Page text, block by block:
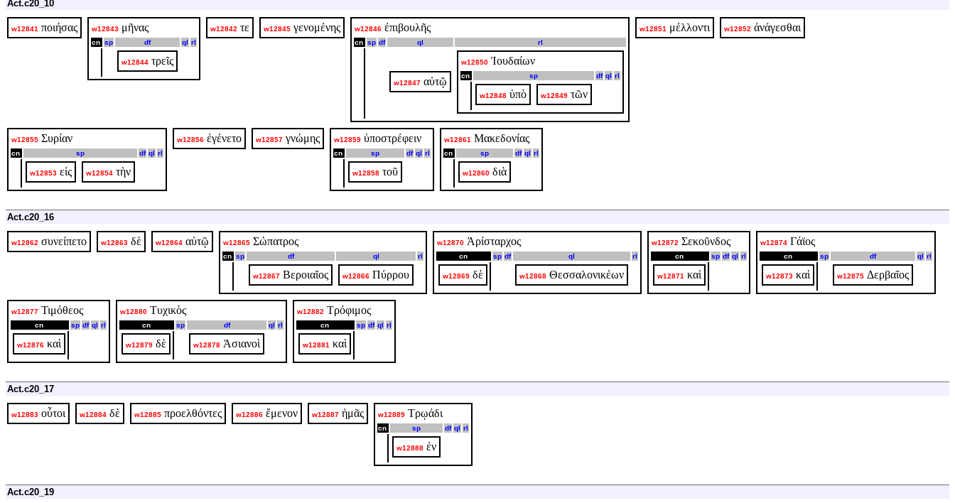
Act.c20_10
w12841 ποιήσας w12843 μῆνας
cn sp df ql rl
w12844 τρεῖς
w12842 τε w12845 γενομένης w12846 ἐπιβουλῆς
cn sp df ql rl
w12847 αὐτῷ
w12850 Ἰουδαίων
cn sp df ql rl
w12848 ὑπὸ w12849 τῶν
w12851 μέλλοντι w12852 ἀνάγεσθαι
w12855 Συρίαν
cn sp df ql rl
w12853 εἰς w12854 τὴν
w12856 ἐγένετο w12857 γνώμης w12859 ὑποστρέφειν
cn sp df ql rl
w12858 τοῦ
w12861 Μακεδονίας
cn sp df ql rl
w12860 διὰ
Act.c20_16
w12862 συνείπετο w12863 δὲ w12864 αὐτῷ w12865 Σώπατρος
cn sp df ql rl
w12867 Βεροιαῖος w12866 Πύρρου
w12870 Ἀρίσταρχος
cn sp df ql rl
w12869 δὲ w12868 Θεσσαλονικέων
w12872 Σεκοῦνδος
cn sp df ql rl
w12871 καὶ
w12874 Γάϊος
cn sp df ql rl
w12873 καὶ w12875 Δερβαῖος
w12877 Τιμόθεος
cn sp df ql rl
w12876 καὶ
w12880 Τυχικὸς
cn sp df ql rl
w12879 δὲ w12878 Ἀσιανοὶ
w12882 Τρόφιμος
cn sp df ql rl
w12881 καὶ
Act.c20_17
w12883 οὗτοι w12884 δὲ w12885 προελθόντες w12886 ἔμενον w12887 ἡμᾶς w12889 Τρῳάδι
cn sp df ql rl
w12888 ἐν
Act.c20_19